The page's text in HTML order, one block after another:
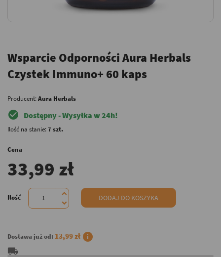
Wsparcie Odporności Aura Herbals
Czystek Immuno+ 60 kaps
Producent:Aura Herbals
check_circle Dostępny - Wysyłka w 24h!
Ilość na stanie:7 szt.
Cena
33,99 zł
Ilość DODAJ DO KOSZYKA
Dostawa już od: 13,99 zł info
local_shipping